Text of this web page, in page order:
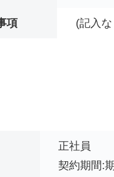
項 (記入
正社員
契約期間: